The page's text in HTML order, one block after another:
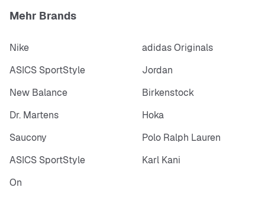
Mehr Brands
Nike
adidas Originals
ASICS SportStyle
Jordan
New Balance
Birkenstock
Dr. Martens
Hoka
Saucony
Polo Ralph Lauren
ASICS SportStyle
Karl Kani
On